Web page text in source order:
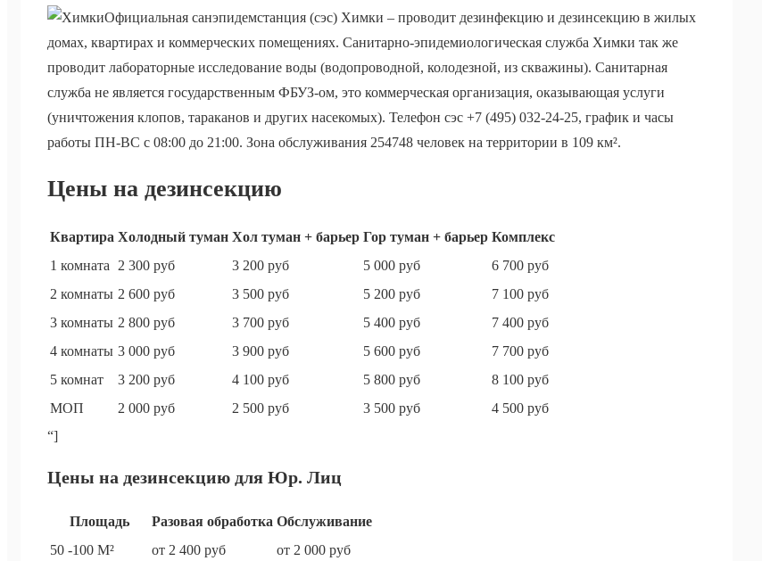
Официальная санэпидемстанция (сэс) Химки – проводит дезинфекцию и дезинсекцию в жилых
домах, квартирах и коммерческих помещениях. Санитарно-эпидемиологическая служба Химки так же
проводит лабораторные исследование воды (водопроводной, колодезной, из скважины). Санитарная
служба не является государственным ФБУЗ-ом, это коммерческая организация, оказывающая услуги
(уничтожения клопов, тараканов и других насекомых). Телефон сэс +7 (495) 032-24-25, график и часы
работы ПН-ВС с 08:00 до 21:00. Зона обслуживания 254748 человек на территории в 109 км².
Цены на дезинсекцию
Квартира Холодный туман Хол туман + барьер Гор туман + барьер Комплекс
1 комната
2 300 руб 3 200 руб 5 000 руб
6 700 руб
2 комнаты 2 600 руб 3 500 руб 5 200 руб
7 100 руб
3 комнаты 2 800 руб 3 700 руб 5 400 руб
7 400 руб
4 комнаты 3 000 руб 3 900 руб 5 600 руб
7 700 руб
5 комнат
3 200 руб 4 100 руб 5 800 руб
8 100 руб
МОП
2 000 руб 2 500 руб 3 500 руб
4 500 руб
“]
Цены на дезинсекцию для Юр. Лиц
Площадь Разовая обработка Обслуживание
50 -100 М²
от 2 400 руб
от 2 000 руб